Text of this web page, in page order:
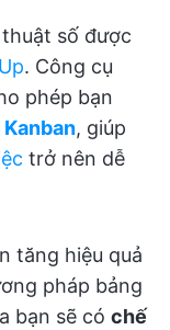
số được
. Công cụ
phép bạn
Kanban, giúp
trở nên dễ
tăng hiệu quả
pháp bảng
bạn sẽ có chế